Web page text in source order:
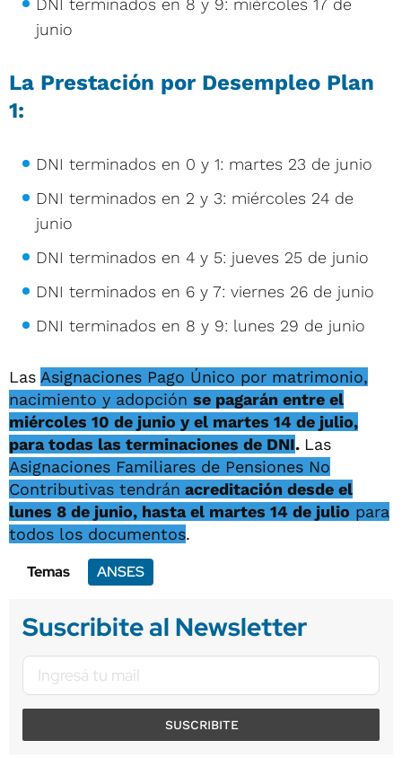
DNI terminados en 8 y 9: miércoles 17 de
junio
La Prestación por Desempleo Plan
1:
DNI terminados en 0 y 1: martes 23 de junio
DNI terminados en 2 y 3: miércoles 24 de
junio
DNI terminados en 4 y 5: jueves 25 de junio
DNI terminados en 6 y 7: viernes 26 de junio
DNI terminados en 8 y 9: lunes 29 de junio
Las Asignaciones Pago Único por matrimonio,
nacimiento y adopción se pagarán entre el
miércoles 10 de junio y el martes 14 de julio,
para todas las terminaciones de DNI. Las
Asignaciones Familiares de Pensiones No
Contributivas tendrán acreditación desde el
lunes 8 de junio, hasta el martes 14 de julio para
todos los documentos.
Temas
ANSES
Suscribite al Newsletter
SUSCRIBITE